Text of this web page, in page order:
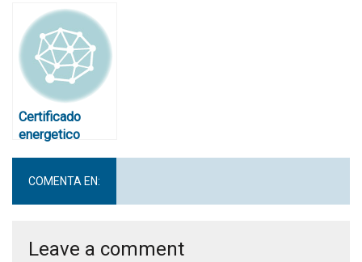
Certificado
energetico
COMENTA EN:
Leave a comment